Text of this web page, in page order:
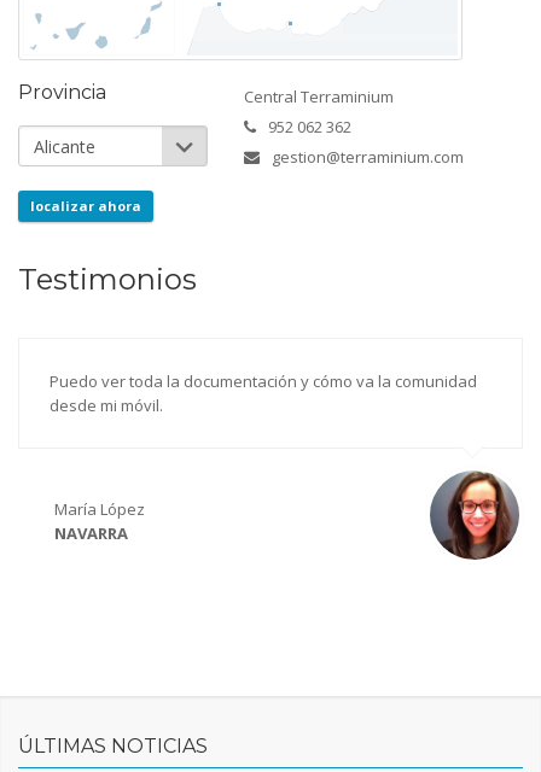
Provincia
localizar ahora
Central Terraminium
952 062 362
gestion@terraminium.com
Testimonios
Puedo ver toda la documentación y cómo va la comunidad
desde mi móvil.
María López
NAVARRA
ÚLTIMAS NOTICIAS